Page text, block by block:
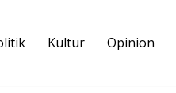
Kultur Opinion